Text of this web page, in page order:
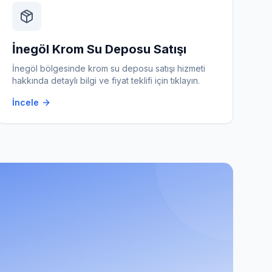
İnegöl Krom Su Deposu Satışı
İnegöl bölgesinde krom su deposu satışı hizmeti
hakkında detaylı bilgi ve fiyat teklifi için tıklayın.
İncele